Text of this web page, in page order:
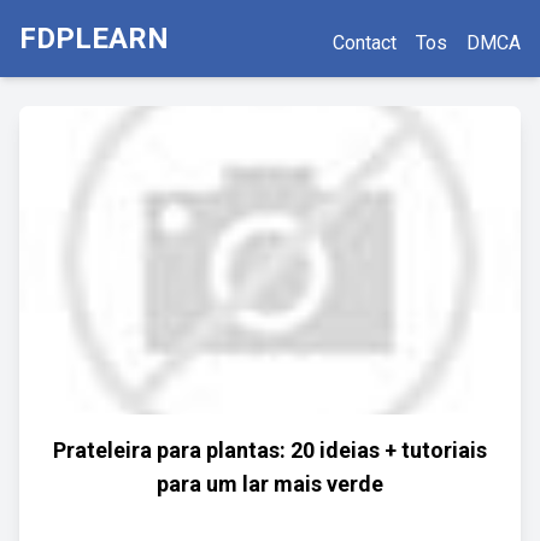
FDPLEARN Contact Tos DMCA
Prateleira para plantas: 20 ideias + tutoriais
para um lar mais verde